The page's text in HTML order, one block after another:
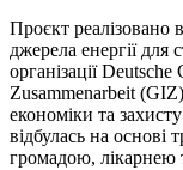
Проєкт реалізовано
джерела енергії для
організації
Zusammenarbeit
економіки та
відбулась на
громадою, лікарнею